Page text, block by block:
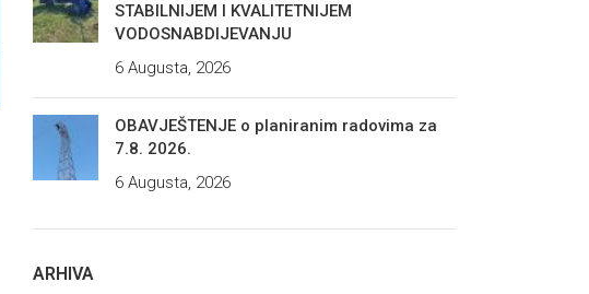
STABILNIJEM I KVALITETNIJEM
VODOSNABDIJEVANJU
6 Augusta, 2026
OBAVJEŠTENJE o planiranim radovima za
7.8. 2026.
6 Augusta, 2026
ARHIVA